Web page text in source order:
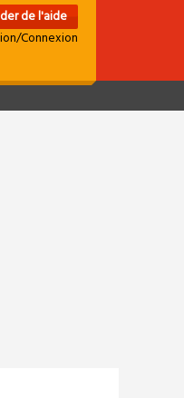
de l'aide
Connexion